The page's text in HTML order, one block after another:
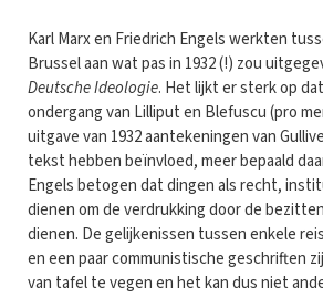
Karl Marx en Friedrich Engels werkten
Brussel aan wat pas in 1932 (!) zou
Deutsche Ideologie. Het lijkt er sterk op
ondergang van Lilliput en Blefuscu (pro
uitgave van 1932 aantekeningen van
tekst hebben beïnvloed, meer bepaald
Engels betogen dat dingen als recht,
dienen om de verdrukking door de
dienen. De gelijkenissen tussen enkele
en een paar communistische geschriften
van tafel te vegen en het kan dus niet